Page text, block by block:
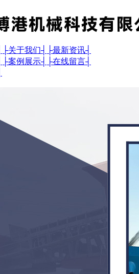
├关于我们┤ ├最新资讯┤
├案例展示┤ ├在线留言┤